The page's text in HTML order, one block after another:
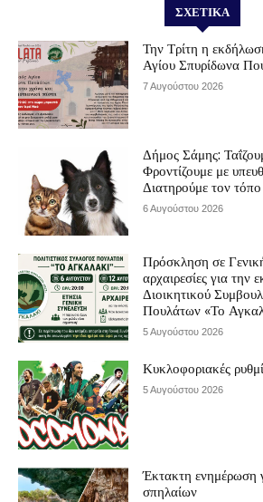
ΣΧΕΤΙΚΆ
Την Τρίτη η
Αγίου Σπυρίδωνα
7 Αυγούστου 2026
Δήμος Σάμης:
Φροντίζουμε με
Διατηρούμε τον
6 Αυγούστου 2026
Πρόσκληση σε
αρχαιρεσίες για την
Διοικητικού
Πουλάτων «Το
5 Αυγούστου 2026
Κυκλοφοριακές
5 Αυγούστου 2026
Έκτακτη ενημέρωση
σπηλαίων